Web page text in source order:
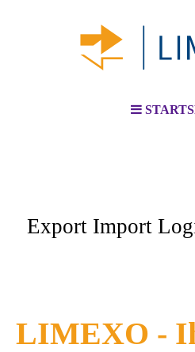
Export Import
LIMEXO -